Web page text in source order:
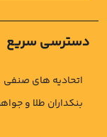
دسترسی سریع
اتحادیه های صنفی
بنکداران طلا و